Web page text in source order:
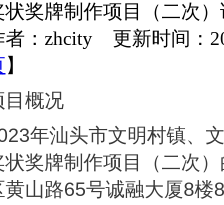
状奖牌制作项目（二次
者：zhcity 更新时间：
】
目概况
年汕头市文明村镇、
状奖牌制作项目（二次
黄山路65号诚融大厦8楼